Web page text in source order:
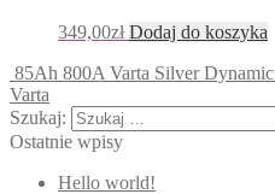
349,00zł Dodaj do koszyka
85Ah 800A Varta Silver Dynamic
Varta
Szukaj:
Ostatnie wpisy
Hello world!